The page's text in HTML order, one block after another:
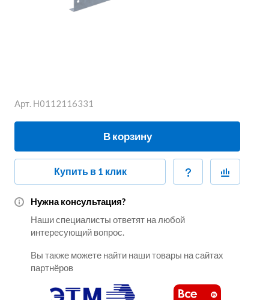
Арт. Н0112116331
В корзину
Купить в 1 клик
Нужна консультация?
Наши специалисты ответят на любой
интересующий вопрос.
Вы также можете найти наши товары на сайтах
партнёров